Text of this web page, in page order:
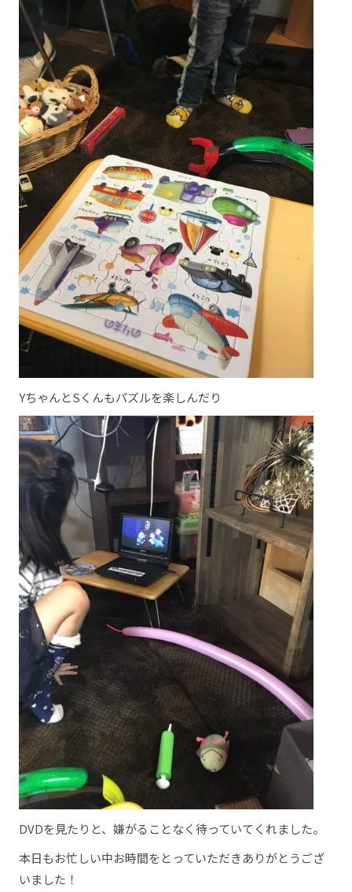
YちゃんとSくんもパズルを楽しんだり
DVDを見たりと、嫌がることなく待っていてくれました。
本日もお忙しい中お時間をとっていただきありがとうござ
いました！